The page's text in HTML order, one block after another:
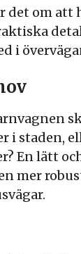
det om
i
i staden,
En lätt
mer